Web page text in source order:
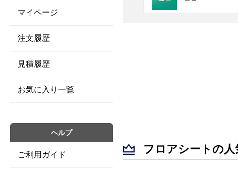
フロアシートの人
マイページ
注文履歴
見積履歴
お気に入り一覧
ヘルプ
ご利用ガイド